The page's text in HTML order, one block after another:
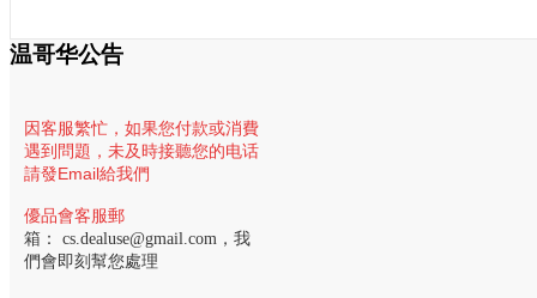
温哥华公告
因客服繁忙， 如果您付款或消費
遇到問題，未及時接聽您的电话
請發Email給我們
優品會客服郵
箱： cs.dealuse@gmail.com ，我
們會即刻幫您處理